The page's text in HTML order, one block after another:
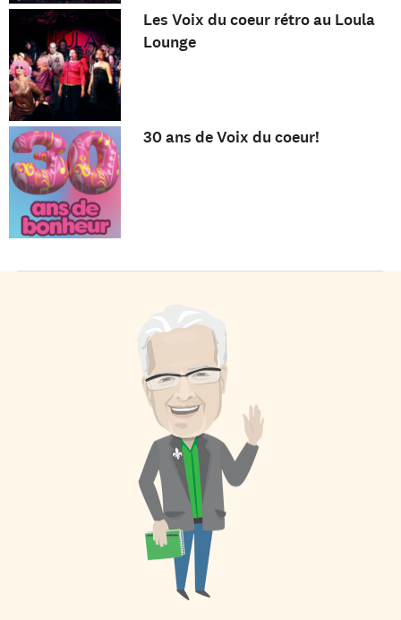
Les Voix du coeur rétro au Loula
Lounge
30 ans de Voix du coeur!